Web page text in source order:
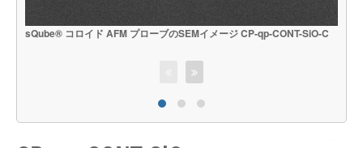
sQube® コロイド AFM プローブのSEMイメージ CP-qp-CONT-SiO-C